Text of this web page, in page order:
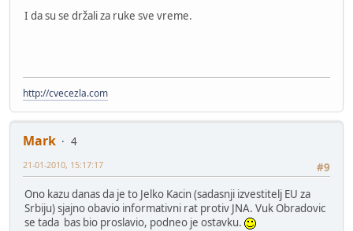
I da su se držali za ruke sve vreme.
http://cvecezla.com
Mark
4
#9
21-01-2010, 15:17:17
Ono kazu danas da je to Jelko Kacin (sadasnji izvestitelj EU za
Srbiju) sjajno obavio informativni rat protiv JNA. Vuk Obradovic
se tada bas bio proslavio, podneo je ostavku.